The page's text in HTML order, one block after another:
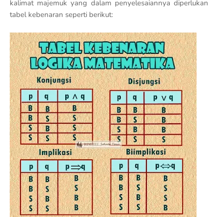
kalimat majemuk yang dalam penyelesaiannya diperlukan
tabel kebenaran seperti berikut: